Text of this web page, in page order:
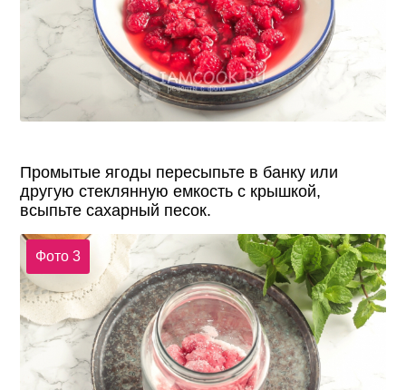
Промытые ягоды пересыпьте в банку или
другую стеклянную емкость с крышкой,
всыпьте сахарный песок.
Фото 3